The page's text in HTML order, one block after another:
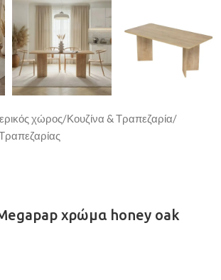
χώρος/Κουζίνα & Τραπεζαρία/
χρώμα honey oak